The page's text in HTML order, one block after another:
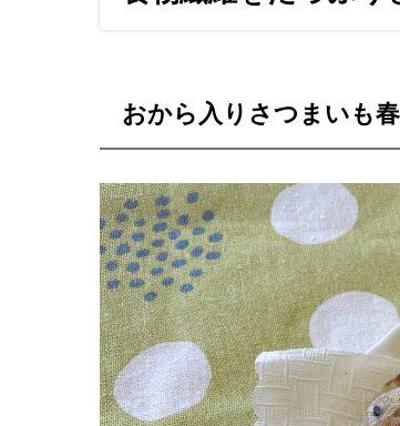
おから入りさつまいも